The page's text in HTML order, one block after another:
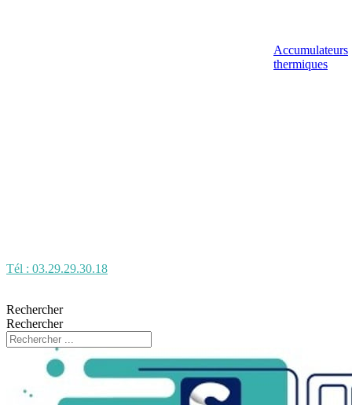
Accumulateurs
thermiques
Tél : 03.29.29.30.18
Rechercher
Rechercher